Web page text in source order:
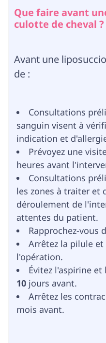
Que faire avant
culotte de cheval ?
Avant une
de :
Consultations
sanguin visent à
indication et
Prévoyez une
heures avant
Consultations
les zones à traiter et
déroulement de
attentes du patient.
Rapprochez-vous
Arrêtez la pilule et
l'opération.
Évitez l'aspirine
10jours avant.
Arrêtez les
mois avant.